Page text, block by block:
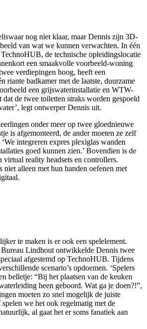
nog niet klaar, maar Dennis zijn 3D-
van wat we kunnen verwachten. In één
de technische opleidingslocatie
een smaakvolle voorbeeld-woning
verdiepingen hoog, heeft een
riante badkamer met de laatste, duurzame
een grijswaterinstallatie en WTW-
dat de twee toiletten straks worden gespoeld
legt ontwerper Dennis uit.
onder meer op twee gloednieuwe
is afgemonteerd, de ander moeten ze zelf
integreren expres plexiglas wanden
goed kunnen zien.’ Bovendien is de
reality headsets en controllers.
niet alleen met hun handen oefenen met
te maken is er ook een spelelement.
Bureau Lindhout ontwikkelde Dennis twee
afgestemd op TechnoHUB. Tijdens
scenario’s opdoemen. ‘Spelers
belletje: “Bij het plaatsen van de keuken
heen geboord. Wat ga je doen?!”,
moeten zo snel mogelijk de juiste
we het ook regelmatig met de
al gaat het er soms fanatiek aan